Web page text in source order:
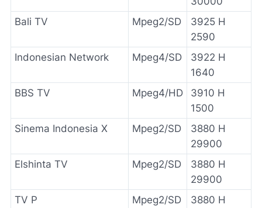
Bali TV
Mpeg2/SD
3925 H
2590
Indonesian Network
Mpeg4/SD
3922 H
1640
BBS TV
Mpeg4/HD
3910 H
1500
Sinema Indonesia X
Mpeg2/SD
3880 H
29900
Elshinta TV
Mpeg2/SD
3880 H
29900
TV P
Mpeg2/SD
3880 H